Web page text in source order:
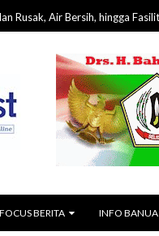
Bersih, hingga Fasilitas Publik
FOCUS BERITA INFO BANUA